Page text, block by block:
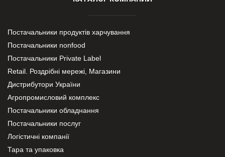
Постачальники продуктів харчування
Постачальники nonfood
Постачальники Private Label
Retail. Роздрібні мережі, Магазини
Дистрибутори України
Агропромисловий комплекс
Постачальники обладнання
Постачальники послуг
Логістичні компанії
Тара та упаковка